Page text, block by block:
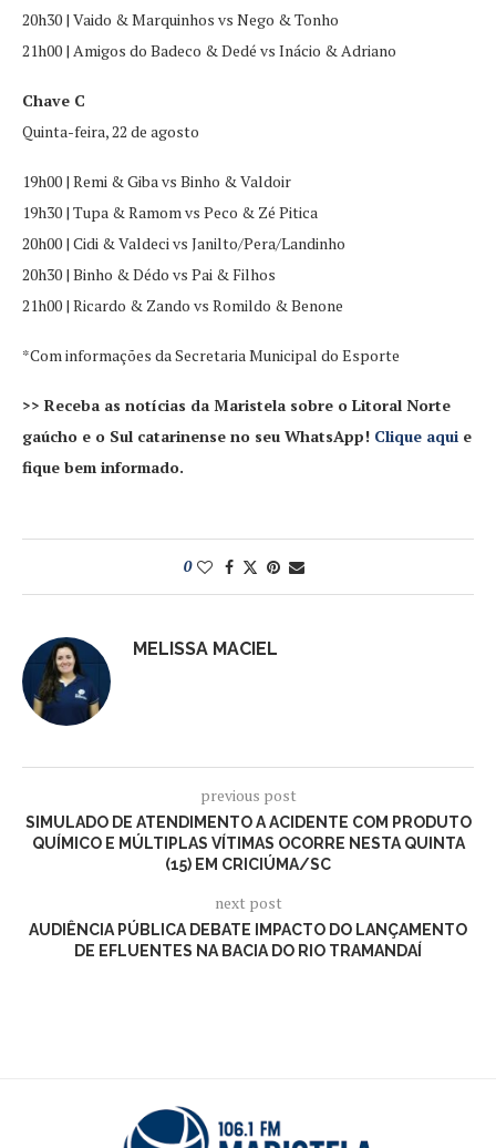
20h30 | Vaido & Marquinhos vs Nego & Tonho
21h00 | Amigos do Badeco & Dedé vs Inácio & Adriano
Chave C
Quinta-feira, 22 de agosto
19h00 | Remi & Giba vs Binho & Valdoir
19h30 | Tupa & Ramom vs Peco & Zé Pitica
20h00 | Cidi & Valdeci vs Janilto/Pera/Landinho
20h30 | Binho & Dédo vs Pai & Filhos
21h00 | Ricardo & Zando vs Romildo & Benone
*Com informações da Secretaria Municipal do Esporte
>> Receba as notícias da Maristela sobre o Litoral Norte
gaúcho e o Sul catarinense no seu WhatsApp! Clique aqui e
fique bem informado.
0
MELISSA MACIEL
previous post
SIMULADO DE ATENDIMENTO A ACIDENTE COM PRODUTO
QUÍMICO E MÚLTIPLAS VÍTIMAS OCORRE NESTA QUINTA
(15) EM CRICIÚMA/SC
next post
AUDIÊNCIA PÚBLICA DEBATE IMPACTO DO LANÇAMENTO
DE EFLUENTES NA BACIA DO RIO TRAMANDAÍ